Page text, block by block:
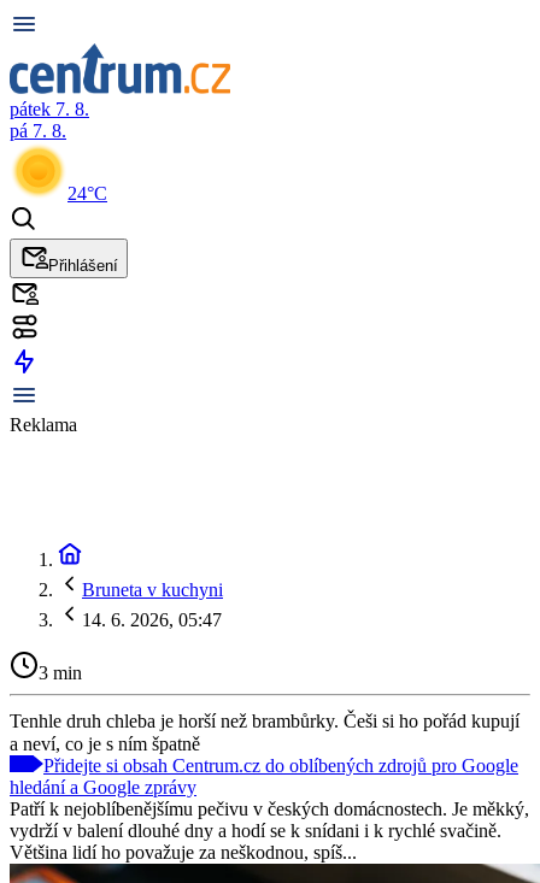
pátek 7. 8.
pá 7. 8.
24°C
Přihlášení
Reklama
Bruneta v kuchyni
14. 6. 2026, 05:47
3 min
Tenhle druh chleba je horší než brambůrky. Češi si ho pořád kupují
a neví, co je s ním špatně
Přidejte si obsah Centrum.cz do oblíbených zdrojů pro Google
hledání a Google zprávy
Patří k nejoblíbenějšímu pečivu v českých domácnostech. Je měkký,
vydrží v balení dlouhé dny a hodí se k snídani i k rychlé svačině.
Většina lidí ho považuje za neškodnou, spíš...